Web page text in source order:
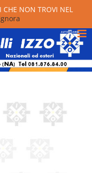
CHE NON TROVI NEL